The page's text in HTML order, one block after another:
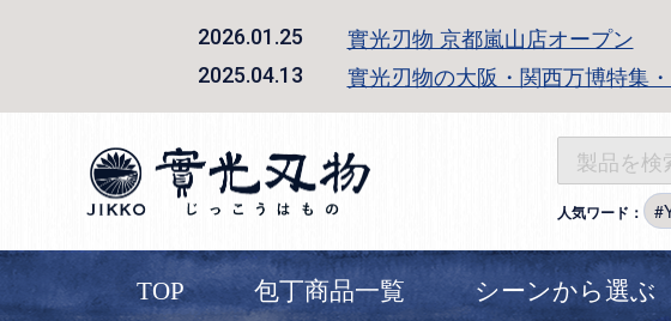
2026.01.25 實光刃物 京都嵐山店オープン
2025.04.13 實光刃物の大阪・関西万博特集
人気ワード：
TOP 包丁商品一覧 シーンから選ぶ